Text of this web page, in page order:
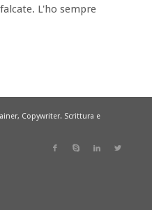
L'ho sempre
Copywriter. Scrittura e